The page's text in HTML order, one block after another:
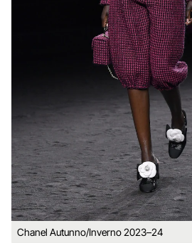
Chanel Autunno/Inverno 2023–24